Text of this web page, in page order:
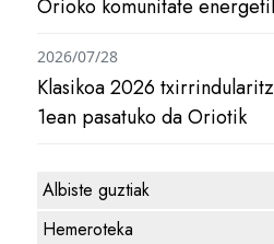
Orioko komunitate
Klasikoa 2026
1ean pasatuko da Oriotik
2026/07/28
Albiste guztiak
Hemeroteka